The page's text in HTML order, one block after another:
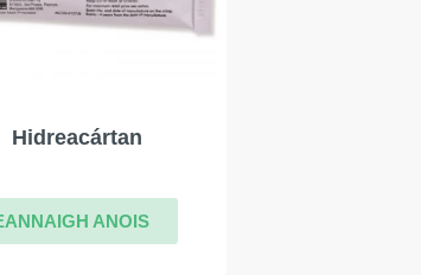
Hidreacártan
ANOIS